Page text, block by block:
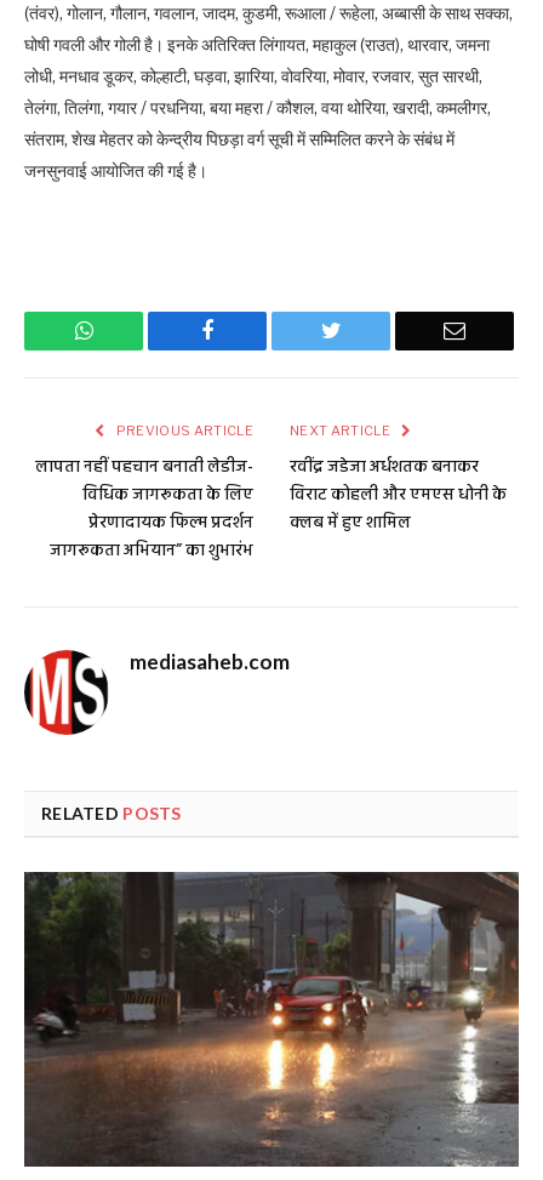
(तंवर), गोलान, गौलान, गवलान, जादम, कुडमी, रूआला / रूहेला, अब्बासी के साथ सक्का,
घोषी गवली और गोली है। इनके अतिरिक्त लिंगायत, महाकुल (राउत), थारवार, जमना
लोधी, मनधाव डूकर, कोल्हाटी, घड़वा, झारिया, वोवरिया, मोवार, रजवार, सुत सारथी,
तेलंगा, तिलंगा, गयार / परधनिया, बया महरा / कौशल, वया थोरिया, खरादी, कमलीगर,
संतराम, शेख मेहतर को केन्द्रीय पिछड़ा वर्ग सूची में सम्मिलित करने के संबंध में
जनसुनवाई आयोजित की गई है।
WhatsApp Facebook Twitter Email
PREVIOUS ARTICLE
लापता नहीं पहचान बनाती लेडीज-
विधिक जागरूकता के लिए
प्रेरणादायक फिल्म प्रदर्शन
जागरूकता अभियान” का शुभारंभ
NEXT ARTICLE
रवींद्र जडेजा अर्धशतक बनाकर
विराट कोहली और एमएस धोनी के
क्लब में हुए शामिल
mediasaheb.com
RELATED POSTS